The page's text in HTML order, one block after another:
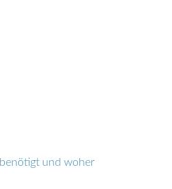
und woher